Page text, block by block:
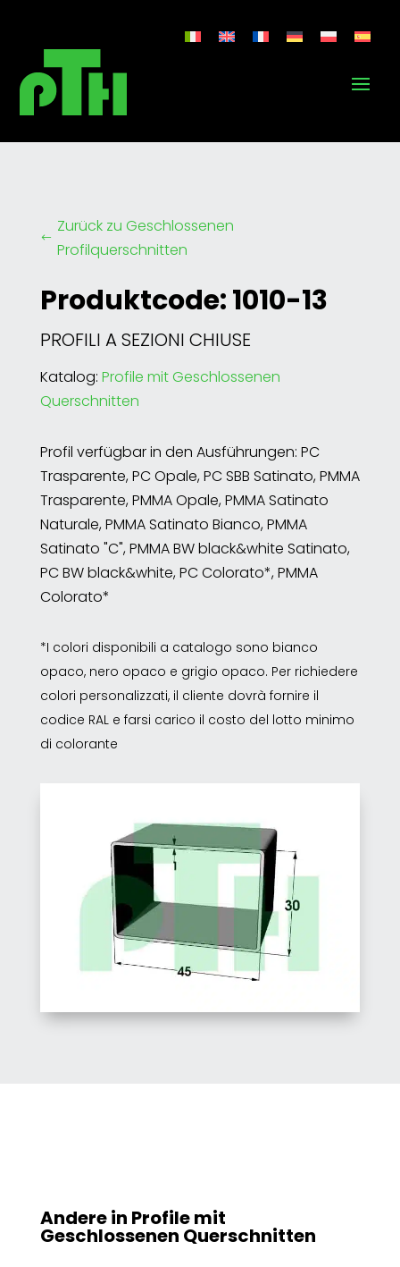
#
Zurück zu Geschlossenen
Profilquerschnitten
Produktcode: 1010-13
PROFILI A SEZIONI CHIUSE
Katalog: Profile mit Geschlossenen
Querschnitten
Profil verfügbar in den Ausführungen: PC
Trasparente, PC Opale, PC SBB Satinato, PMMA
Trasparente, PMMA Opale, PMMA Satinato
Naturale, PMMA Satinato Bianco, PMMA
Satinato "C", PMMA BW black&white Satinato,
PC BW black&white, PC Colorato*, PMMA
Colorato*
*I colori disponibili a catalogo sono bianco
opaco, nero opaco e grigio opaco. Per richiedere
colori personalizzati, il cliente dovrà fornire il
codice RAL e farsi carico il costo del lotto minimo
di colorante
Andere in Profile mit
Geschlossenen Querschnitten